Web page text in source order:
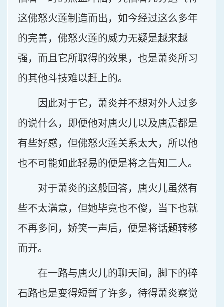
这佛怒火莲制造而出，如今经过这么多年
的完善，佛怒火莲的威力无疑是越来越
强，而且它所取得的效果，也是萧炎所习
的其他斗技难以赶上的。
因此对于它，萧炎并不想对外人过多
的说什么，即便他对唐火儿以及唐震都是
有些好感，但佛怒火莲关系太大，所以他
也不可能如此轻易的便是将之告知二人。
对于萧炎的这般回答，唐火儿虽然有
些不太满意，但她毕竟也不傻，当下也就
不再多问，娇笑一声后，便是将话题转移
而开。
在一路与唐火儿的聊天间，脚下的碎
石路也是变得短暂了许多，待得萧炎察觉